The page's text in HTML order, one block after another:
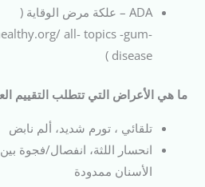
ADA – علكة مرض الوقاية (
all- topics -gum-
disease )
ما هي الأعراض التي تتطلب التقييم
تلقائي ، تورم شديد، ألم نابض
انحسار اللثة، انفصال/فجوة
الأسنان ممدودة